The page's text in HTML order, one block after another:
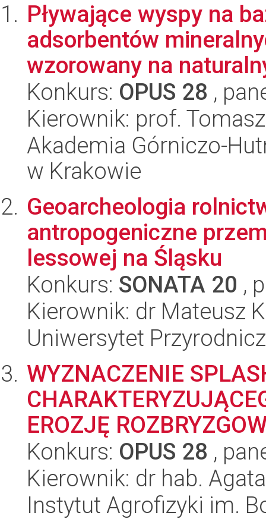
Pływające wyspy na
adsorbentów
wzorowany na
Konkurs: OPUS 28 ,
Kierownik: prof.
Akademia Górniczo-
w Krakowie
Geoarcheologia
antropogeniczne
lessowej na Śląsku
Konkurs: SONATA 20 ,
Kierownik: dr Mateusz
Uniwersytet
WYZNACZENIE
EROZJĘ
Konkurs: OPUS 28 ,
Kierownik: dr hab.
Instytut Agrofizyki im.